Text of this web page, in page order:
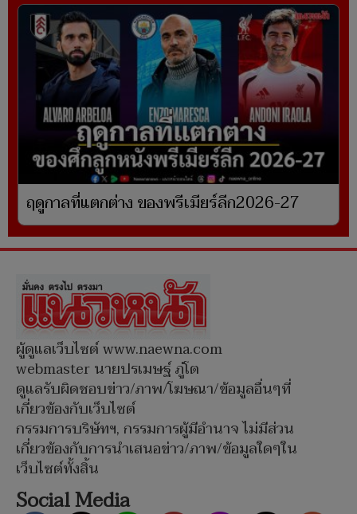
ฤดูกาลที่แตกต่าง ของพรีเมียร์ลีก2026-27
ผู้ดูแลเว็บไซต์ www.naewna.com
webmaster นายปรเมษฐ์ ภู่โต
ดูแลรับผิดชอบข่าว/ภาพ/โฆษณา/ข้อมูลอื่นๆที่
เกี่ยวข้องกับเว็บไซต์
กรรมการบริษัทฯ, กรรมการผู้มีอำนาจ ไม่มีส่วน
เกี่ยวข้องกับการนำเสนอข่าว/ภาพ/ข้อมูลใดๆใน
เว็บไซต์ทั้งสิ้น
Social Media